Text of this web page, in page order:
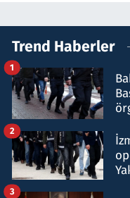
Trend Haberler
1
2
3